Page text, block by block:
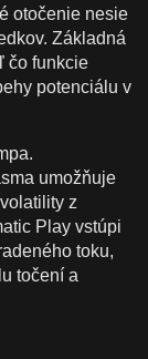
otočenie nesie
Základná
čo funkcie
potenciálu v
umožňuje
z
Play vstúpi
toku,
točení a